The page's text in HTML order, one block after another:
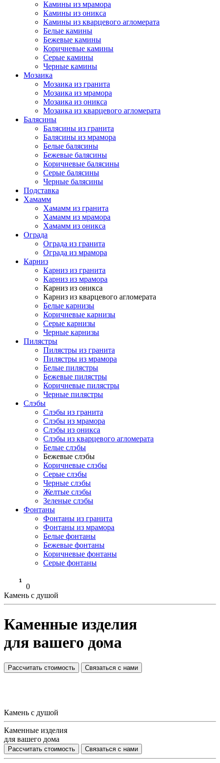
Камины из мрамора
Камины из оникса
Камины из кварцевого агломерата
Белые камины
Бежевые камины
Коричневые камины
Серые камины
Черные камины
Мозаика
Мозаика из гранита
Мозаика из мрамора
Мозаика из оникса
Мозаика из кварцевого агломерата
Балясины
Балясины из гранита
Балясины из мрамора
Белые балясины
Бежевые балясины
Коричневые балясины
Серые балясины
Черные балясины
Подставка
Хамамм
Хамамм из гранита
Хамамм из мрамора
Хамамм из оникса
Ограда
Ограда из гранита
Ограда из мрамора
Карниз
Карниз из гранита
Карниз из мрамора
Карниз из оникса
Карниз из кварцевого агломерата
Белые карнизы
Коричневые карнизы
Серые карнизы
Черные карнизы
Пилястры
Пилястры из гранита
Пилястры из мрамора
Белые пилястры
Бежевые пилястры
Коричневые пилястры
Черные пилястры
Слэбы
Слэбы из гранита
Слэбы из мрамора
Слэбы из оникса
Слэбы из кварцевого агломерата
Белые слэбы
Бежевые слэбы
Коричневые слэбы
Серые слэбы
Черные слэбы
Желтые слэбы
Зеленые слэбы
Фонтаны
Фонтаны из гранита
Фонтаны из мрамора
Белые фонтаны
Бежевые фонтаны
Коричневые фонтаны
Серые фонтаны
0
Камень с душой
Каменные изделия
для вашего дома
Рассчитать стоимость Связаться с нами
Камень с душой
Каменные изделия
для вашего дома
Рассчитать стоимость Связаться с нами